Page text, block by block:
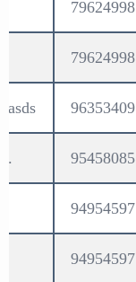
79624998
79624998
96353409
95458085
.
94954597
94954597